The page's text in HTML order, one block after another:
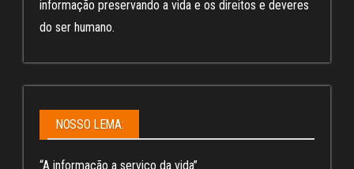
informação preservando a vida e os direitos e deveres
do ser humano.
NOSSO LEMA:
“A informação a serviço da vida”